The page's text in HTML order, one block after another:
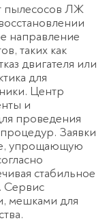
пылесосов ЛЖ
направление
таких как
двигателя или
для
Центр
и
проведения
Заявки
упрощающую
стабильное
Сервис
мешками для